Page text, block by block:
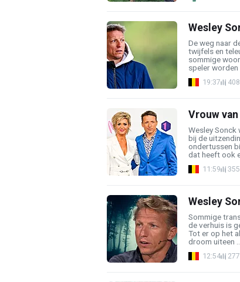
Wesley
De weg naar
twijfels en
sommige
speler worden
19:37
Vrouw
Wesley
bij de
ondertussen
dat heeft ook
11:59
Wesley
Sommige
de verhuis is
Tot er op het
droom uiteen ...
12:54